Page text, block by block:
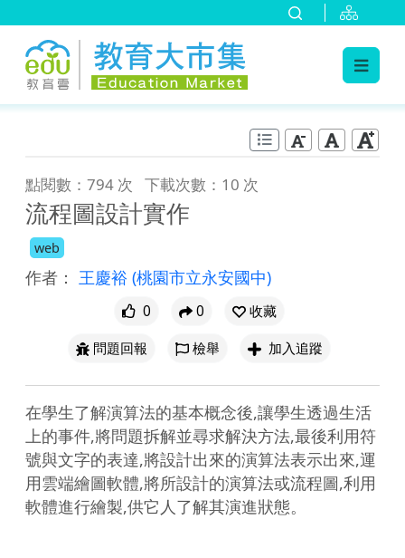
點閱數：794 次 下載次數：10 次
流程圖設計實作
web
作者： 王慶裕 (桃園市立永安國中)
0 0
收藏
問題回報
檢舉 加入追蹤
在學生了解演算法的基本概念後,讓學生透過生活
上的事件,將問題拆解並尋求解決方法,最後利用符
號與文字的表達,將設計出來的演算法表示出來,運
用雲端繪圖軟體,將所設計的演算法或流程圖,利用
軟體進行繪製,供它人了解其演進狀態。